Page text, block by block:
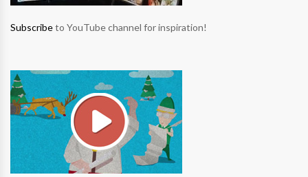
Subscribeto YouTube channel for inspiration!